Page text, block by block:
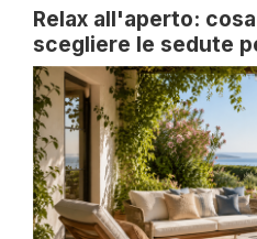
Relax all'aperto:
scegliere le sedute